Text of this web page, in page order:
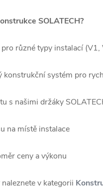
SOLATECH?
různé typy instalací (V1,
konstrukční systém pro
s našimi držáky
na místě instalace
ceny a výkonu
v kategorii